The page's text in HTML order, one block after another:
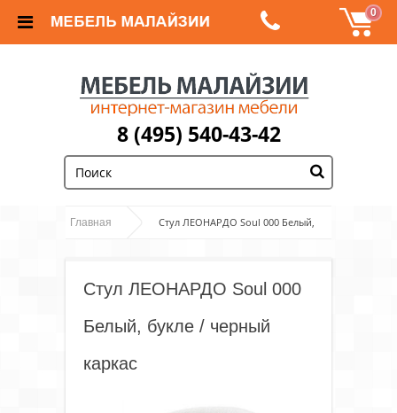
0
8 (495) 540-43-42
Главная Стул ЛЕОНАРДО Soul 000 Белый,
Стул ЛЕОНАРДО Soul 000
Белый, букле / черный
каркас